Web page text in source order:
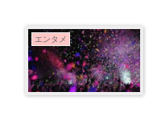
エンタメ